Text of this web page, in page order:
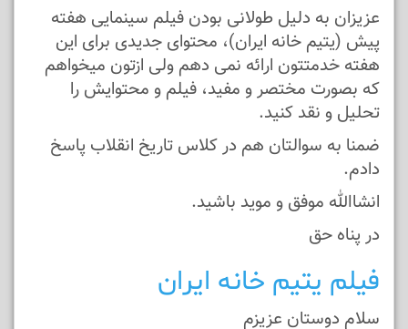
عزیزان به دلیل طولانی بودن فیلم سینمایی هفته
پیش (یتیم خانه ایران)، محتوای جدیدی برای این
هفته خدمتتون ارائه نمی دهم ولی ازتون میخواهم
که بصورت مختصر و مفید، فیلم و محتوایش را
تحلیل و نقد کنید.
ضمنا به سوالتان هم در کلاس تاریخ انقلاب پاسخ
دادم.
انشاالله موفق و موید باشید.
در پناه حق
فیلم یتیم خانه ایران
سلام دوستان عزیزم